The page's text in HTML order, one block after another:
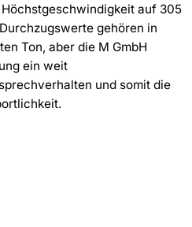
auf 305
gehören in
Ton, aber die M GmbH
ein weit
und somit die